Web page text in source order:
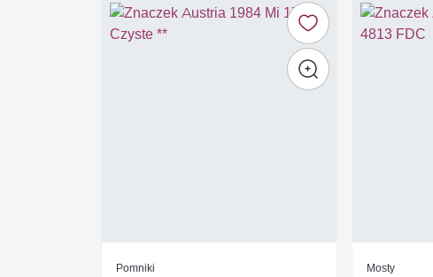
Pomniki Mosty